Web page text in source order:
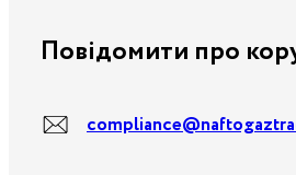
Повідомити про